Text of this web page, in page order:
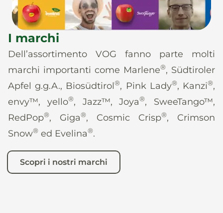
I marchi
Dell’assortimento VOG fanno parte molti
marchi importanti come Marlene®, Südtiroler
Apfel g.g.A., Biosüdtirol®, Pink Lady®, Kanzi®,
envy™, yello®, Jazz™, Joya®, SweeTango™,
RedPop®, Giga®, Cosmic Crisp®, Crimson
Snow® ed Evelina®.
Scopri i nostri marchi